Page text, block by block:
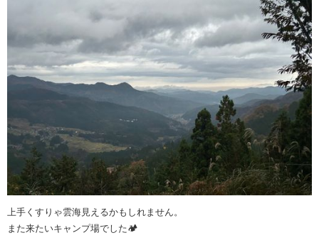
上手くすりゃ雲海見えるかもしれません。
また来たいキャンプ場でした🏕️